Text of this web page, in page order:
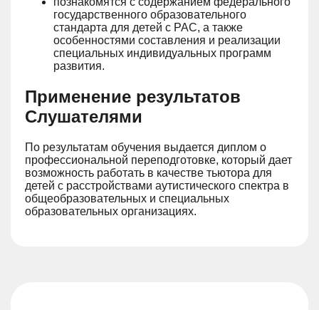
государственного образовательного
стандарта для детей с РАС, а также
особенностями составления и реализации
специальных индивидуальных программ
развития.
Применение результатов
Слушателями
По результатам обучения выдается диплом о
профессиональной переподготовке, который дает
возможность работать в качестве тьютора для
детей с расстройствами аутистического спектра в
общеобразовательных и специальных
образовательных организациях.